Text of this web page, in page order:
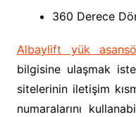
360 Derece
Albaylift yük
bilgisine ulaşmak
sitelerinin iletişim
numaralarını